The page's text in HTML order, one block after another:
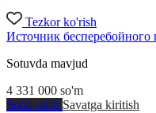
Tezkor ko'rish
Источник
Sotuvda mavjud
4 331 000 so'm
Sotib olish Savatga kiritish